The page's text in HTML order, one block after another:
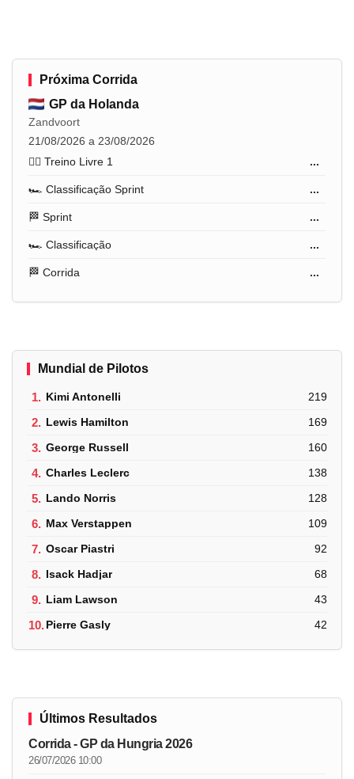
Próxima Corrida
GP da Holanda
Zandvoort
21/08/2026 a 23/08/2026
🏋️‍♂️ Treino Livre 1
...
🏎️ Classificação Sprint ...
🏁 Sprint ...
🏎️ Classificação ...
🏁 Corrida ...
Mundial de Pilotos
1. Kimi Antonelli 219
2. Lewis Hamilton 169
3. George Russell 160
4. Charles Leclerc 138
5. Lando Norris 128
6. Max Verstappen 109
7. Oscar Piastri 92
8. Isack Hadjar 68
9. Liam Lawson 43
10.Pierre Gasly 42
Últimos Resultados
Corrida - GP da Hungria 2026
26/07/2026 10:00